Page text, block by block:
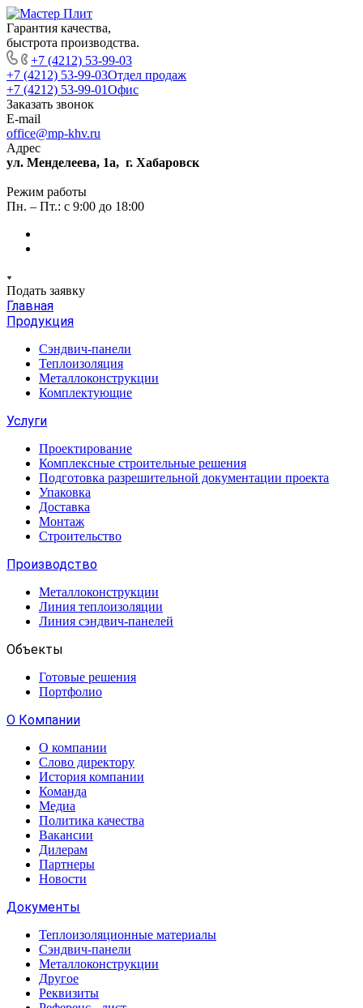
Гарантия качества,
быстрота производства.
+7 (4212) 53-99-03
+7 (4212) 53-99-03Отдел продаж
+7 (4212) 53-99-01Офис
Заказать звонок
E-mail
office@mp-khv.ru
Адрес
ул. Менделеева, 1а, г. Хабаровск
Режим работы
Пн. – Пт.: с 9:00 до 18:00
Подать заявку
Главная
Продукция
Сэндвич-панели
Теплоизоляция
Металлоконструкции
Комплектующие
Услуги
Проектирование
Комплексные строительные решения
Подготовка разрешительной документации проекта
Упаковка
Доставка
Монтаж
Строительство
Производство
Металлоконструкции
Линия теплоизоляции
Линия сэндвич-панелей
Объекты
Готовые решения
Портфолио
О Компании
О компании
Слово директору
История компании
Команда
Медиа
Политика качества
Вакансии
Дилерам
Партнеры
Новости
Документы
Теплоизоляционные материалы
Сэндвич-панели
Металлоконструкции
Другое
Реквизиты